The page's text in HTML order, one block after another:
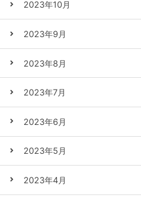
2023年10月
2023年9月
2023年8月
2023年7月
2023年6月
2023年5月
2023年4月